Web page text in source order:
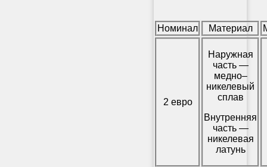
Номинал Материал
2 евро
Наружная
часть —
медно–
никелевый
сплав
Внутренняя
часть —
никелевая
латунь